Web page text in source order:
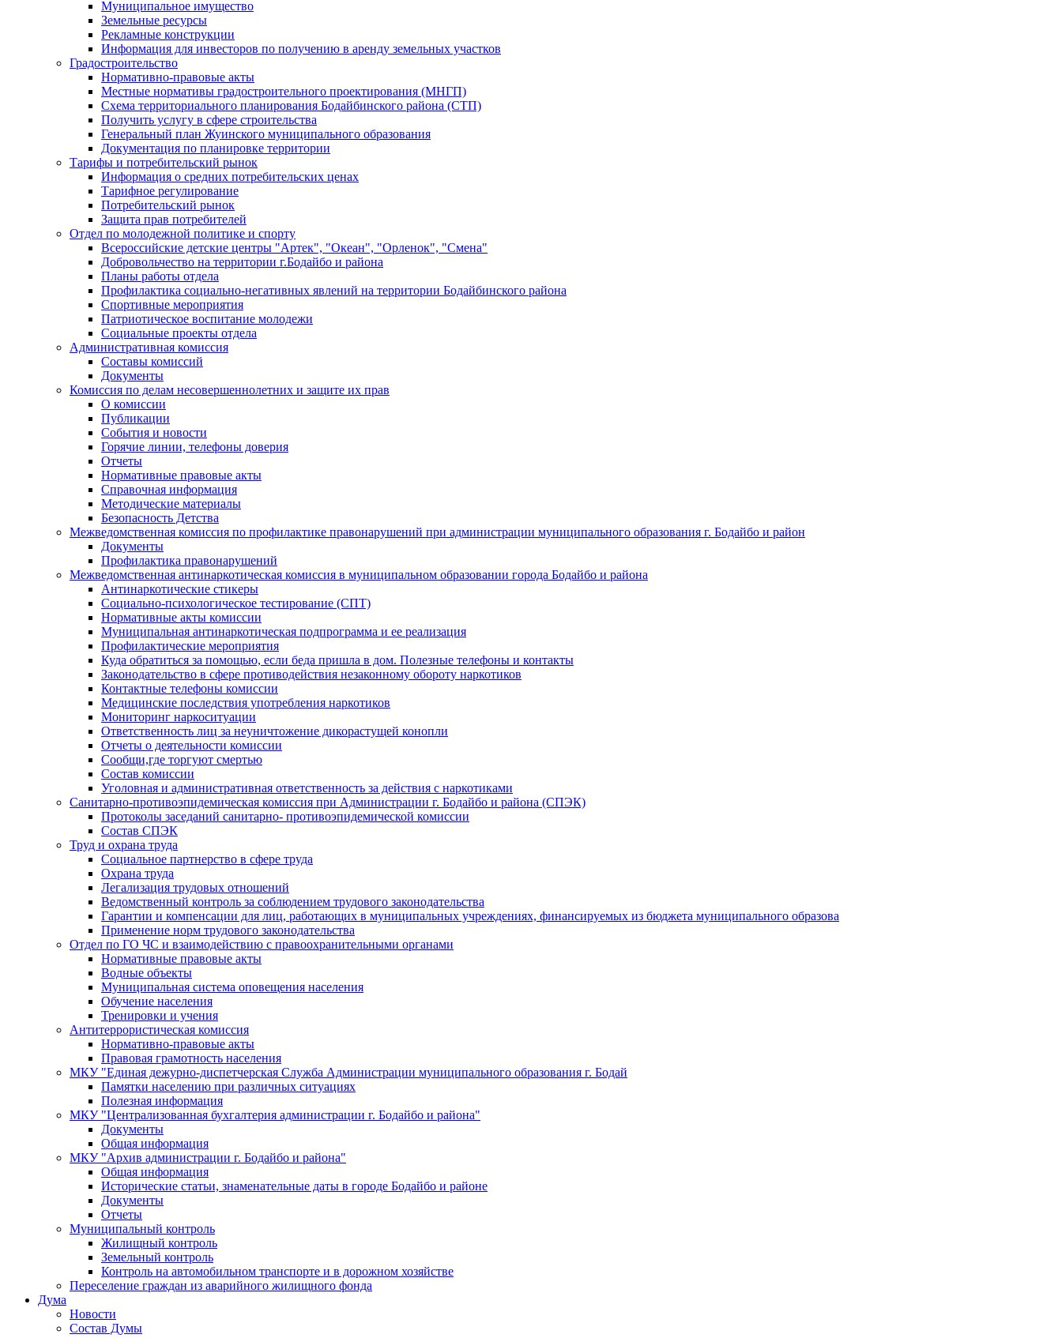
Муниципальное имущество
Земельные ресурсы
Рекламные конструкции
Информация для инвесторов по получению в аренду земельных участков
Градостроительство
Нормативно-правовые акты
Местные нормативы градостроительного проектирования (МНГП)
Схема территориального планирования Бодайбинского района (СТП)
Получить услугу в сфере строительства
Генеральный план Жуинского муниципального образования
Документация по планировке территории
Тарифы и потребительский рынок
Информация о средних потребительских ценах
Тарифное регулирование
Потребительский рынок
Защита прав потребителей
Отдел по молодежной политике и спорту
Всероссийские детские центры "Артек", "Океан", "Орленок", "Смена"
Добровольчество на территории г.Бодайбо и района
Планы работы отдела
Профилактика социально-негативных явлений на территории Бодайбинского района
Спортивные мероприятия
Патриотическое воспитание молодежи
Социальные проекты отдела
Административная комиссия
Составы комиссий
Документы
Комиссия по делам несовершеннолетних и защите их прав
О комиссии
Публикации
События и новости
Горячие линии, телефоны доверия
Отчеты
Нормативные правовые акты
Справочная информация
Методические материалы
Безопасность Детства
Межведомственная комиссия по профилактике правонарушений при администрации муниципального образования г. Бодайбо и район
Документы
Профилактика правонарушений
Межведомственная антинаркотическая комиссия в муниципальном образовании города Бодайбо и района
Антинаркотические стикеры
Социально-психологическое тестирование (СПТ)
Нормативные акты комиссии
Муниципальная антинаркотическая подпрограмма и ее реализация
Профилактические мероприятия
Куда обратиться за помощью, если беда пришла в дом. Полезные телефоны и контакты
Законодательство в сфере противодействия незаконному обороту наркотиков
Контактные телефоны комиссии
Медицинские последствия употребления наркотиков
Мониторинг наркоситуации
Ответственность лиц за неуничтожение дикорастущей конопли
Отчеты о деятельности комиссии
Сообщи,где торгуют смертью
Состав комиссии
Уголовная и административная ответственность за действия с наркотиками
Санитарно-противоэпидемическая комиссия при Администрации г. Бодайбо и района (СПЭК)
Протоколы заседаний санитарно- противоэпидемической комиссии
Состав СПЭК
Труд и охрана труда
Социальное партнерство в сфере труда
Охрана труда
Легализация трудовых отношений
Ведомственный контроль за соблюдением трудового законодательства
Гарантии и компенсации для лиц, работающих в муниципальных учреждениях, финансируемых из бюджета муниципального образова
Применение норм трудового законодательства
Отдел по ГО ЧС и взаимодействию с правоохранительными органами
Нормативные правовые акты
Водные объекты
Муниципальная система оповещения населения
Обучение населения
Тренировки и учения
Антитеррористическая комиссия
Нормативно-правовые акты
Правовая грамотность населения
МКУ "Единая дежурно-диспетчерская Служба Администрации муниципального образования г. Бодай
Памятки населению при различных ситуациях
Полезная информация
МКУ "Централизованная бухгалтерия администрации г. Бодайбо и района"
Документы
Общая информация
МКУ "Архив администрации г. Бодайбо и района"
Общая информация
Исторические статьи, знаменательные даты в городе Бодайбо и районе
Документы
Отчеты
Муниципальный контроль
Жилищный контроль
Земельный контроль
Контроль на автомобильном транспорте и в дорожном хозяйстве
Переселение граждан из аварийного жилищного фонда
Дума
Новости
Состав Думы